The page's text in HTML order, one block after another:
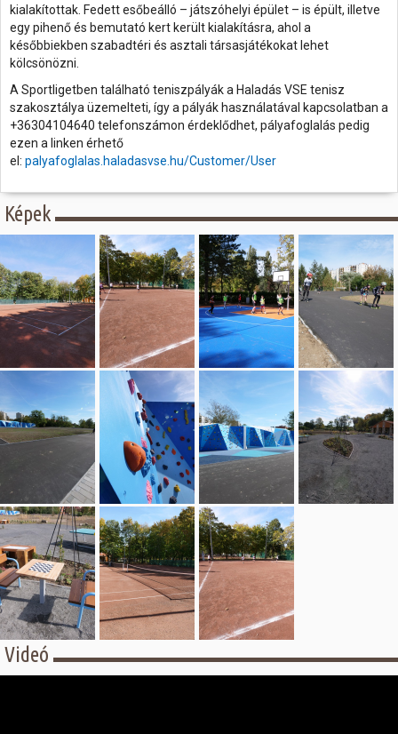
kialakítottak. Fedett esőbeálló – játszóhelyi épület – is épült, illetve
egy pihenő és bemutató kert került kialakításra, ahol a
későbbiekben szabadtéri és asztali társasjátékokat lehet
kölcsönözni.
A Sportligetben található teniszpályák a Haladás VSE tenisz
szakosztálya üzemelteti, így a pályák használatával kapcsolatban a
+36304104640 telefonszámon érdeklődhet, pályafoglalás pedig
ezen a linken érhető
el: palyafoglalas.haladasvse.hu/Customer/User
Képek
Videó